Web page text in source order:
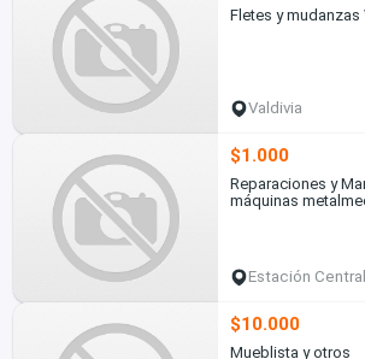
Fletes y mudanzas
Valdivia
$1.000
Reparaciones y
máquinas
Estación Central
$10.000
Mueblista y otros